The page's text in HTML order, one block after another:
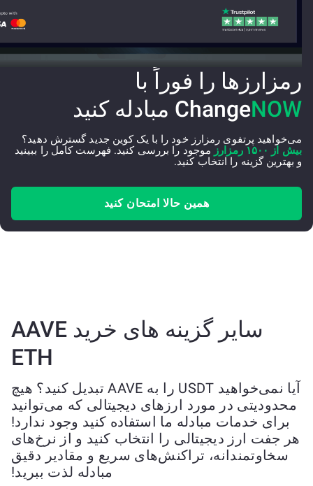
رمزارزها را فوراً با
ChangeNOW مبادله کنید
می‌خواهید پرتفوی رمزارز خود را با یک کوین جدید گسترش دهید؟
بیش از ۱۵۰۰ رمزارز
موجود را بررسی کنید. فهرست کامل را ببینید
و بهترین گزینه را انتخاب کنید.
همین حالا امتحان کنید
سایر گزینه های خرید AAVE
ETH
آیا نمی‌خواهید USDT را به AAVE تبدیل کنید؟ هیچ
محدودیتی در مورد ارزهای دیجیتالی که می‌توانید
برای خدمات مبادله ما استفاده کنید وجود ندارد!
هر جفت ارز دیجیتالی را انتخاب کنید و از نرخ‌های
سخاوتمندانه، تراکنش‌های سریع و مقادیر دقیق
مبادله لذت ببرید!